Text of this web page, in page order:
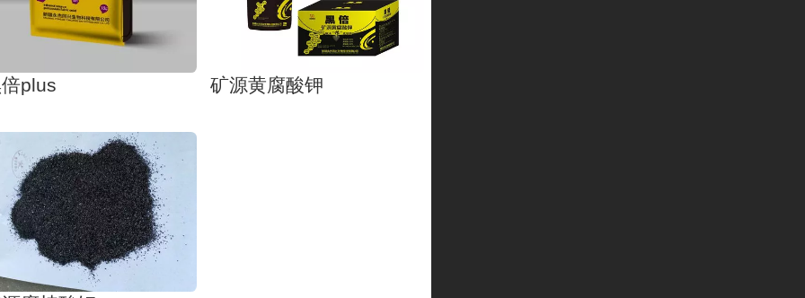
plus 矿源黄腐酸钾